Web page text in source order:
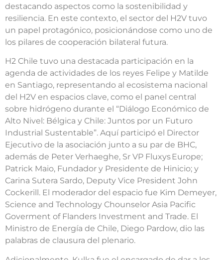
destacando aspectos como la sostenibilidad y
resiliencia. En este contexto, el sector del H2V tuvo
un papel protagónico, posicionándose como uno de
los pilares de cooperación bilateral futura.
H2 Chile tuvo una destacada participación en la
agenda de actividades de los reyes Felipe y Matilde
en Santiago, representando al ecosistema nacional
del H2V en espacios clave, como el panel central
sobre hidrógeno durante el “Diálogo Económico de
Alto Nivel: Bélgica y Chile: Juntos por un Futuro
Industrial Sustentable”. Aquí participó el Director
Ejecutivo de la asociación junto a su par de BHC,
además de Peter Verhaeghe, Sr VP Fluxys Europe;
Patrick Maio, Fundador y Presidente de Hinicio; y
Carina Sutera Sardo, Deputy Vice President John
Cockerill. El moderador del espacio fue Kim Demeyer,
Science and Technology Chounselor Asia Pacific
Goverment of Flanders Investment and Trade. El
Ministro de Energía de Chile, Diego Pardow, dio las
palabras de clausura del plenario.